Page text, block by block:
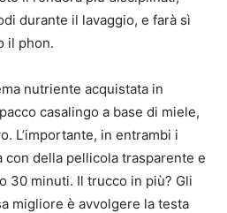
durante il lavaggio, e farà sì
il phon.
nutriente acquistata in
casalingo a base di miele,
L’importante, in entrambi i
con della pellicola trasparente e
30 minuti. Il trucco in più? Gli
migliore è avvolgere la testa